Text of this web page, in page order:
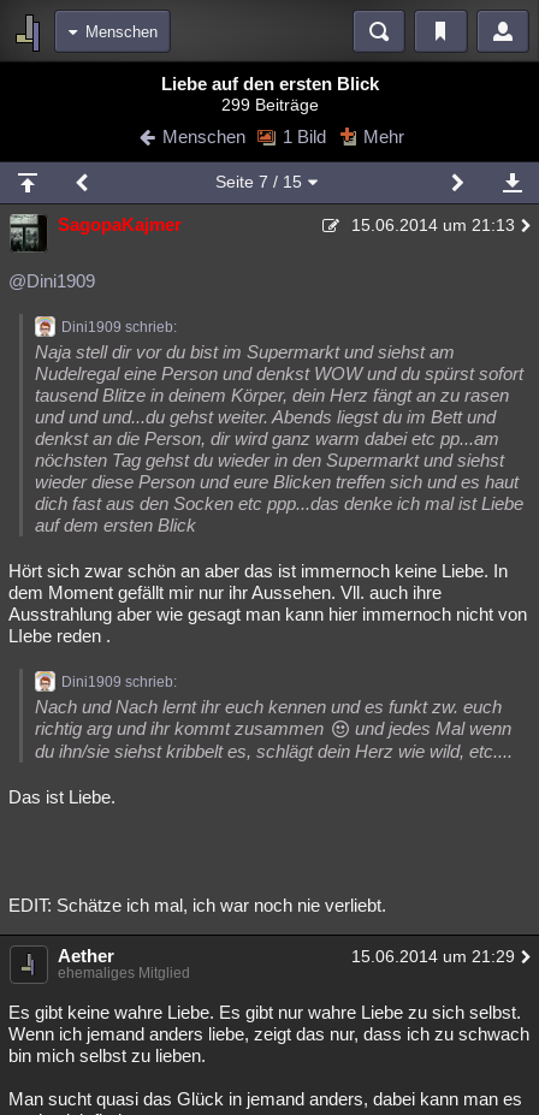
Menschen
Blogs Videos
Chat Wiki Neuigkeiten
meine Rubriken
Menschen Wissenschaft Mystery Kriminalfälle
Spiritualität
Natur Umfragen
weitere Rubriken
Philosophie Träume Orte Esoterik Literatur
Astronomie Helpdesk Gruppen Gaming Filme
Musik Clash Verbesserungen Allmystery English
Übersichten
Besucht Teilgenommen Alle Neue Geschlossen
Lesenswert Schlüsselwörter
Liebe auf den ersten Blick
299 Beiträge
Menschen 1 Bild Mehr
Seite 7 / 15
SagopaKajmer 15.06.2014 um 21:13
@Dini1909
Dini1909 schrieb:
Naja stell dir vor du bist im Supermarkt und siehst am
Nudelregal eine Person und denkst WOW und du spürst sofort
tausend Blitze in deinem Körper, dein Herz fängt an zu rasen
und und und...du gehst weiter. Abends liegst du im Bett und
denkst an die Person, dir wird ganz warm dabei etc pp...am
nöchsten Tag gehst du wieder in den Supermarkt und siehst
wieder diese Person und eure Blicken treffen sich und es haut
dich fast aus den Socken etc ppp...das denke ich mal ist Liebe
auf dem ersten Blick
Hört sich zwar schön an aber das ist immernoch keine Liebe. In
dem Moment gefällt mir nur ihr Aussehen. Vll. auch ihre
Ausstrahlung aber wie gesagt man kann hier immernoch nicht von
LIebe reden .
Dini1909 schrieb:
Nach und Nach lernt ihr euch kennen und es funkt zw. euch
richtig arg und ihr kommt zusammen
und jedes Mal wenn
du ihn/sie siehst kribbelt es, schlägt dein Herz wie wild, etc....
Das ist Liebe.
EDIT: Schätze ich mal, ich war noch nie verliebt.
Aether 15.06.2014 um 21:29
ehemaliges Mitglied
Es gibt keine wahre Liebe. Es gibt nur wahre Liebe zu sich selbst.
Wenn ich jemand anders liebe, zeigt das nur, dass ich zu schwach
bin mich selbst zu lieben.
Man sucht quasi das Glück in jemand anders, dabei kann man es